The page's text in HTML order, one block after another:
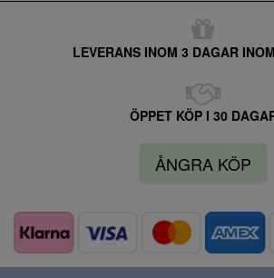
LEVERANS INOM 3 DAGAR
ÖPPET KÖP I 30
ÅNGRA KÖP